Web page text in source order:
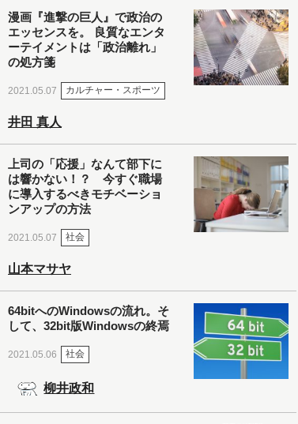
漫画『進撃の巨人』で政治の
エッセンスを。 良質なエンタ
ーテイメントは「政治離れ」
の処方箋
2021.05.07 カルチャー・スポーツ
井田 真人
上司の「応援」なんて部下に
は響かない！？ 今すぐ職場
に導入するべきモチベーショ
ンアップの方法
2021.05.07 社会
山本マサヤ
64bitへのWindowsの流れ。そ
して、32bit版Windowsの終焉
2021.05.06 社会
柳井政和